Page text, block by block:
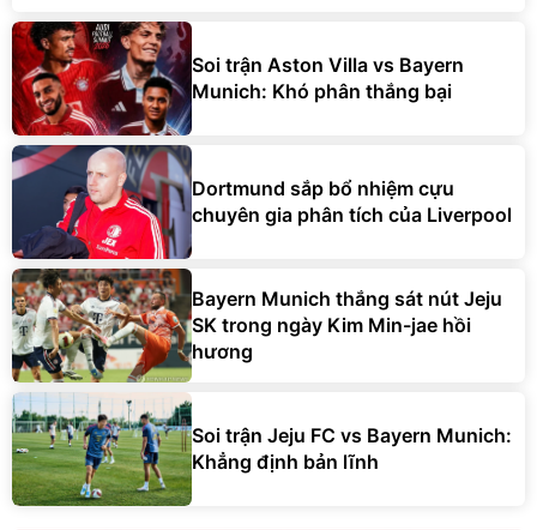
Soi trận Aston Villa vs Bayern
Munich: Khó phân thắng bại
Dortmund sắp bổ nhiệm cựu
chuyên gia phân tích của Liverpool
Bayern Munich thắng sát nút Jeju
SK trong ngày Kim Min-jae hồi
hương
Soi trận Jeju FC vs Bayern Munich:
Khẳng định bản lĩnh